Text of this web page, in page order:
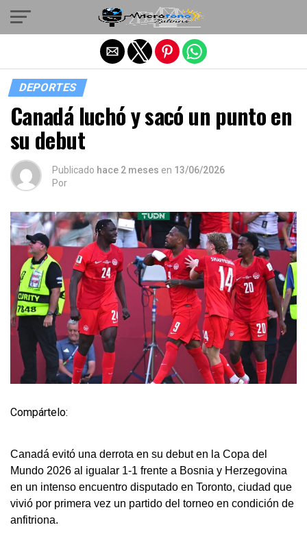
DEPORTES
Canadá luchó y sacó un punto en
su debut
Publicado hace 2 meses en 13/06/2026
Por
Compártelo:
Canadá evitó una derrota en su debut en la Copa del
Mundo 2026 al igualar 1-1 frente a Bosnia y Herzegovina
en un intenso encuentro disputado en Toronto, ciudad que
vivió por primera vez un partido del torneo en condición de
anfitriona.
Salir de la versión móvil